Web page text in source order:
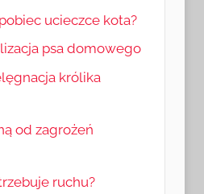
ucieczce kota?
psa domowego
królika
od zagrożeń
ruchu?